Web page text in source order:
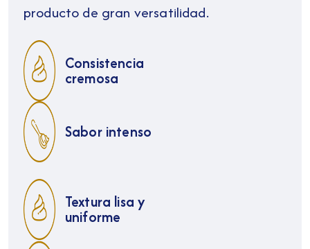
producto de gran versatilidad.
Consistencia
cremosa
Sabor intenso
Textura lisa y
uniforme